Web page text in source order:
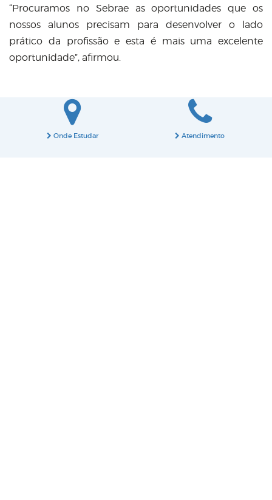
“Procuramos no Sebrae as oportunidades que os
nossos alunos precisam para desenvolver o lado
prático da profissão e esta é mais uma excelente
oportunidade”, afirmou.
Onde Estudar Atendimento